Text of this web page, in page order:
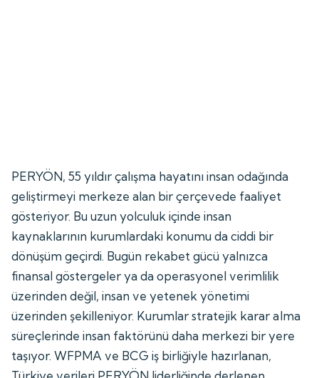
PERYÖN, 55 yıldır çalışma hayatını insan odağında
geliştirmeyi merkeze alan bir çerçevede faaliyet
gösteriyor. Bu uzun yolculuk içinde insan
kaynaklarının kurumlardaki konumu da ciddi bir
dönüşüm geçirdi. Bugün rekabet gücü yalnızca
finansal göstergeler ya da operasyonel verimlilik
üzerinden değil, insan ve yetenek yönetimi
üzerinden şekilleniyor. Kurumlar stratejik karar alma
süreçlerinde insan faktörünü daha merkezi bir yere
taşıyor. WFPMA ve BCG iş birliğiyle hazırlanan,